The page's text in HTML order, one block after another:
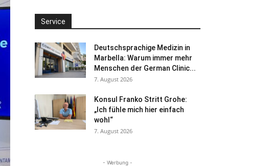
Service
Deutschsprachige Medizin in
Marbella: Warum immer mehr
Menschen der German Clinic...
7. August 2026
Konsul Franko Stritt Grohe:
„Ich fühle mich hier einfach
wohl“
7. August 2026
- Werbung -